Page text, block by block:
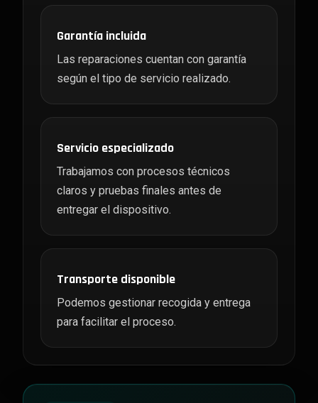
Garantía incluida
Las reparaciones cuentan con garantía
según el tipo de servicio realizado.
Servicio especializado
Trabajamos con procesos técnicos
claros y pruebas finales antes de
entregar el dispositivo.
Transporte disponible
Podemos gestionar recogida y entrega
para facilitar el proceso.